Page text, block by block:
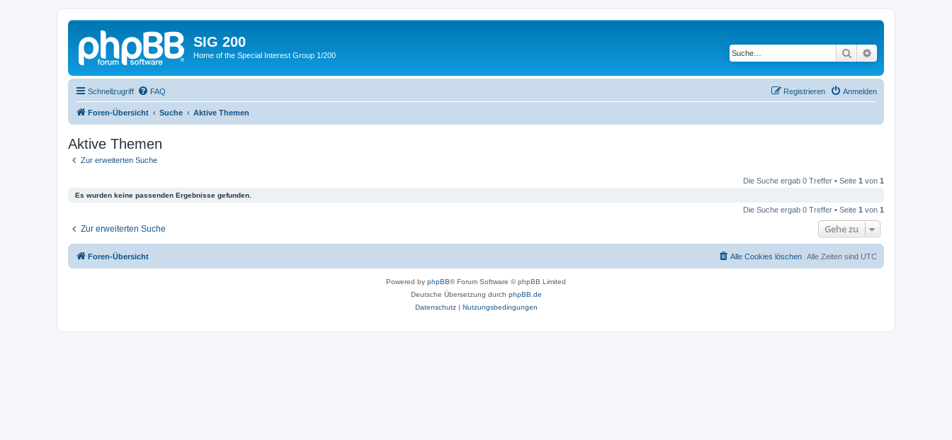
SIG 200
Home of the Special Interest Group 1/200 Suche
Schnellzugriff FAQ Anmelden
Registrieren
Foren-Übersicht Suche Aktive Themen
Aktive Themen
Zur erweiterten Suche
Die Suche ergab 0 Treffer • Seite 1 von 1
Es wurden keine passenden Ergebnisse gefunden.
Die Suche ergab 0 Treffer • Seite 1 von 1
Zur erweiterten Suche Gehe zu
Foren-Übersicht Alle Zeiten sind UTC
Alle Cookies löschen
Powered by phpBB® Forum Software © phpBB Limited
Deutsche Übersetzung durch phpBB.de
Datenschutz| Nutzungsbedingungen